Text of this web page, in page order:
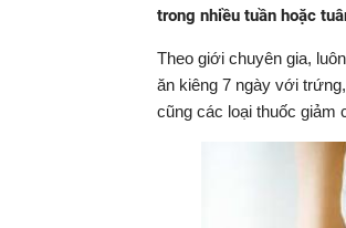
trong nhiều tuần hoặc
Theo giới chuyên gia,
ăn kiêng 7 ngày với
cũng các loại thuốc giảm